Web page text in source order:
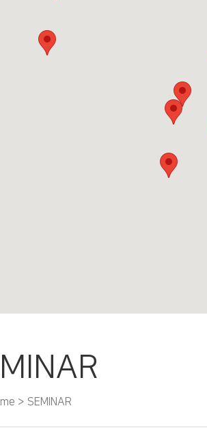
> SEMINAR